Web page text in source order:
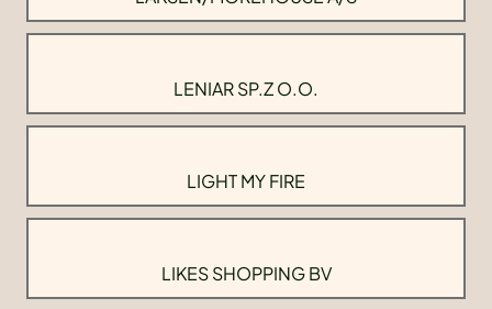
LENIAR SP.Z O.O.
LIGHT MY FIRE
LIKES SHOPPING BV